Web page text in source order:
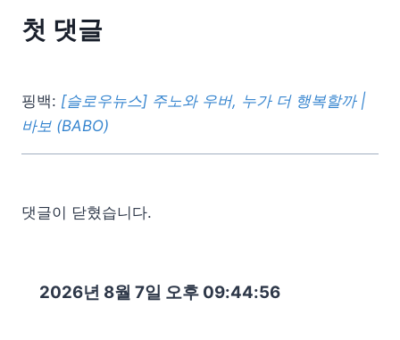
첫 댓글
핑백: [슬로우뉴스] 주노와 우버, 누가 더 행복할까 |
바보 (BABO)
댓글이 닫혔습니다.
2026년 8월 7일 오후 09:44:57